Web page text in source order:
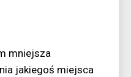
mniejsza
jakiegoś miejsca